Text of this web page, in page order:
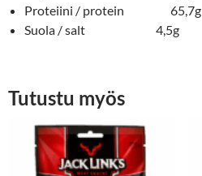
Proteiini / protein 65,7g
Suola / salt 4,5g
Tutustu myös